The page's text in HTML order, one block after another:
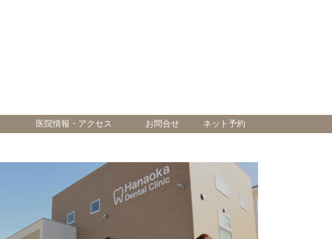
医院情報・アクセス お問合せ ネット予約